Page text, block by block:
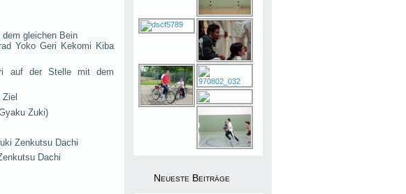
gleichen Bein
Yoko Geri Kekomi Kiba
auf der Stelle mit dem
Zuki)
Zenkutsu Dachi
Dachi
Neueste Beiträge